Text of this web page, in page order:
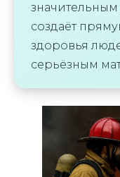
создаёт
здоровья
серьёзным